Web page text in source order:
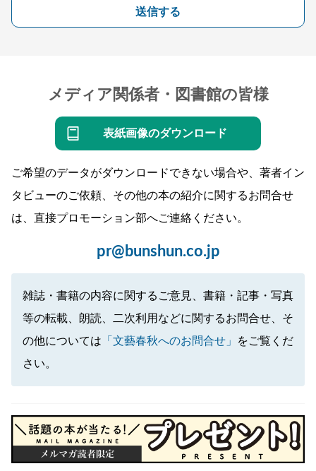
送信する
メディア関係者・図書館の皆様
表紙画像のダウンロード
ご希望のデータがダウンロードできない場合や、著者イン
タビューのご依頼、その他の本の紹介に関するお問合せ
は、直接プロモーション部へご連絡ください。
pr@bunshun.co.jp
雑誌・書籍の内容に関するご意見、書籍・記事・写真
等の転載、朗読、二次利用などに関するお問合せ、そ
の他については 「文藝春秋へのお問合せ」
をご覧くだ
さい。